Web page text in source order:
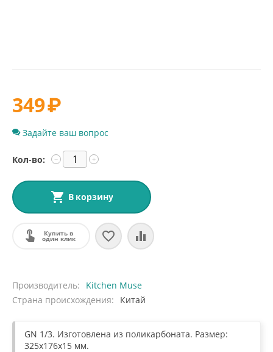
349₽
Задайте ваш вопрос
Кол-во: +
−
В корзину
Купить в
один клик
Производитель
Kitchen Muse
Страна происхождения
Китай
GN 1/3. Изготовлена из поликарбоната. Размер:
325x176x15 мм.